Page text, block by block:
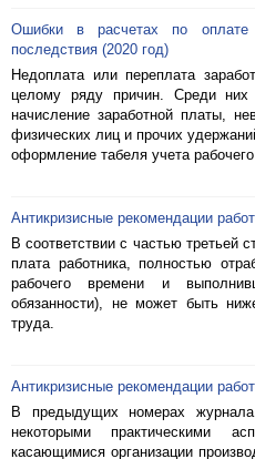
Ошибки в расчетах по оплате
последствия (2020 год)
Недоплата или переплата
целому ряду причин. Среди них
начисление заработной платы,
физических лиц и прочих
оформление табеля учета
Антикризисные рекомендации
В соответствии с частью третьей
плата работника, полностью
рабочего времени и
обязанности), не может быть
труда.
Антикризисные рекомендации
В предыдущих номерах
некоторыми практическими
касающимися организации